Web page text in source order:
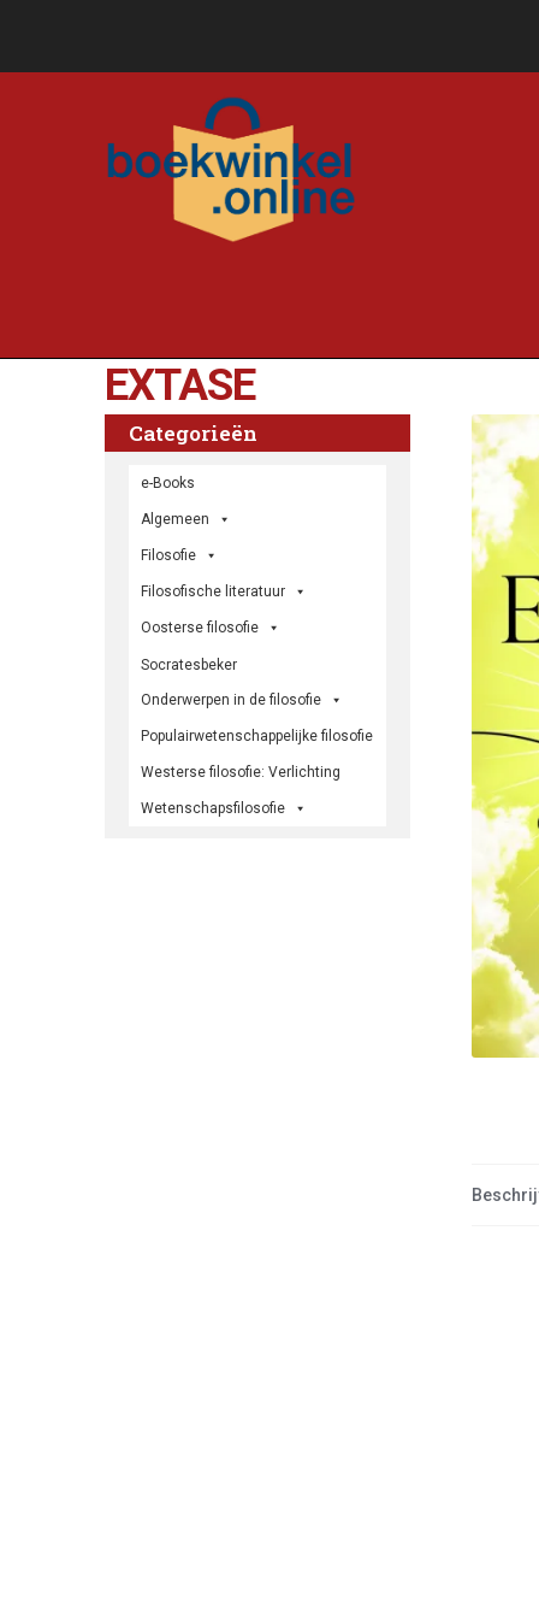
EXTASE
Categorieën
e-Books
Algemeen
Filosofie
Filosofische literatuur
Oosterse filosofie
Socratesbeker
Onderwerpen in de filosofie
Populairwetenschappelijke filosofie
Westerse filosofie: Verlichting
Wetenschapsfilosofie